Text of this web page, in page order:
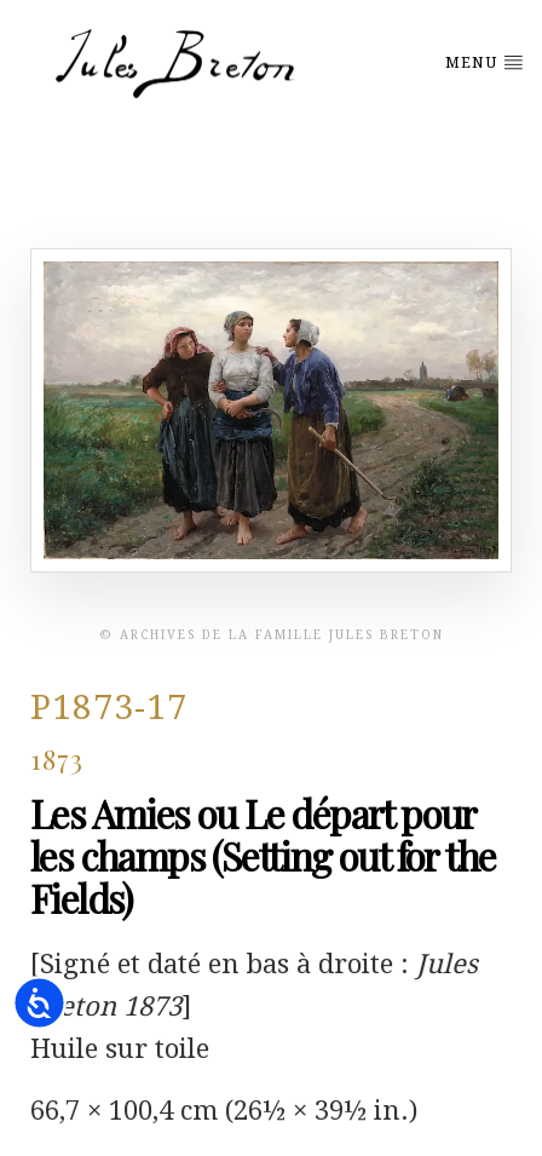
Accessibility
MENU
© ARCHIVES DE LA FAMILLE JULES BRETON
P1873-17
1873
Les Amies ou Le départ pour
les champs (Setting out for the
Fields)
[Signé et daté en bas à droite : Jules
Breton 1873]
Huile sur toile
66,7 × 100,4 cm (26½ × 39½ in.)